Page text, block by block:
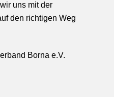
uns mit der
den richtigen Weg
Borna e.V.